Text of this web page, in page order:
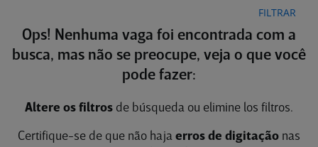
FILTRAR
Ops! Nenhuma vaga foi encontrada com a
busca, mas não se preocupe, veja o que você
pode fazer:
Altere os filtros de búsqueda ou elimine los filtros.
Certifique-se de que não haja erros de digitação nas